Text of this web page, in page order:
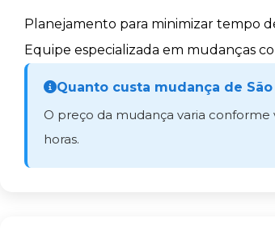
Planejamento para minimizar tempo
Equipe especializada em mudanças
Quanto custa mudança de
O preço da mudança varia conforme
horas.